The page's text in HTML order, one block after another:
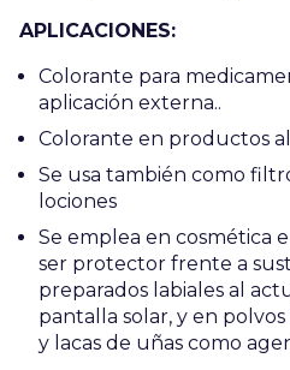
APLICACIONES:
Colorante para
aplicación externa..
Colorante en productos
Se usa también como
lociones
Se emplea en cosmética
ser protector frente a
preparados labiales al
pantalla solar, y en polvos
y lacas de uñas como